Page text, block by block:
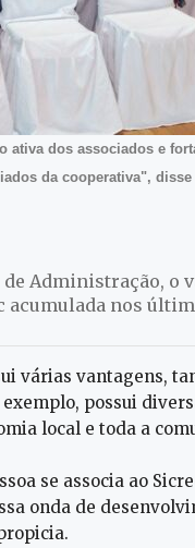
ativa dos associados e
da cooperativa",
Administração, o
acumulada nos
várias vantagens,
possui
local e toda a
se associa ao
onda de